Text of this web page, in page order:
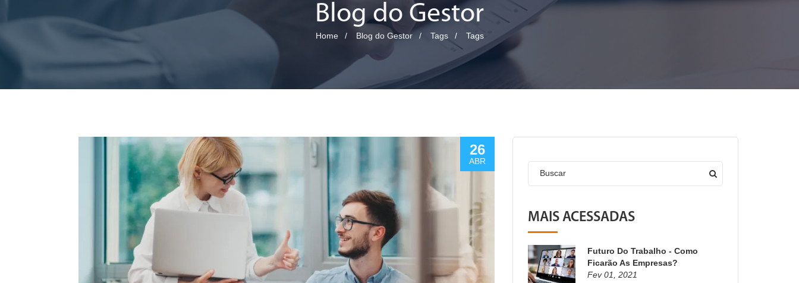
Blog do Gestor
Home Blog do Gestor Tags Tags
26
ABR
Buscar
MAIS ACESSADAS
Futuro Do Trabalho - Como
Ficarão As Empresas?
Fev 01, 2021